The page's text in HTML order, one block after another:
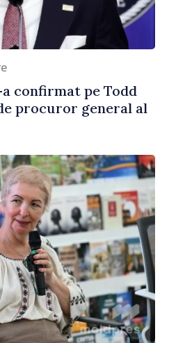
confirmat pe Todd
procuror general al